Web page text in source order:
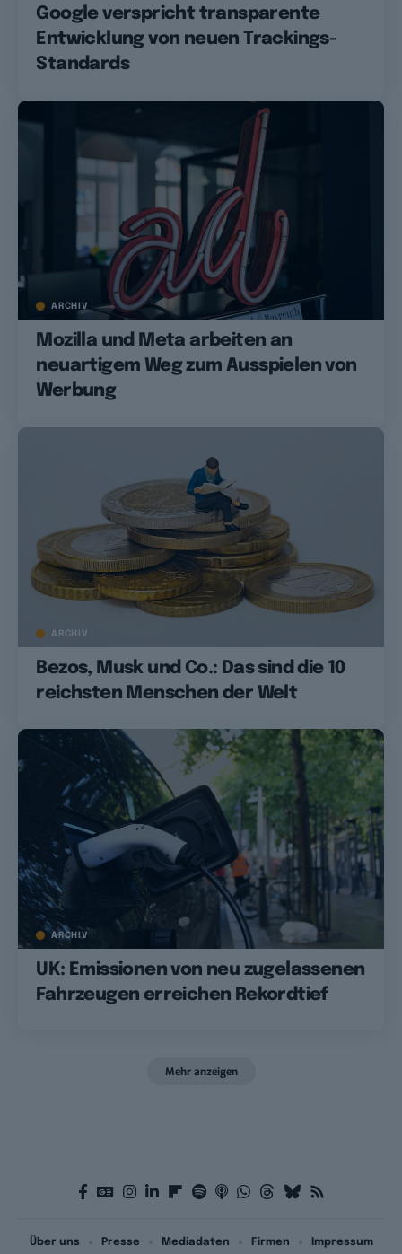
Google verspricht transparente
Entwicklung von neuen Trackings-
Standards
ARCHIV
Mozilla und Meta arbeiten an
neuartigem Weg zum Ausspielen von
Werbung
ARCHIV
Bezos, Musk und Co.: Das sind die 10
reichsten Menschen der Welt
ARCHIV
UK: Emissionen von neu zugelassenen
Fahrzeugen erreichen Rekordtief
Mehr anzeigen
Über uns Presse Mediadaten Firmen Impressum